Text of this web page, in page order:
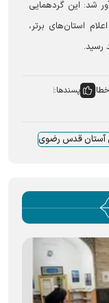
شد: این گردهمایی
اعلام استان‌های برتر،
رسید.
پسندها:
آستان قدس رضوی